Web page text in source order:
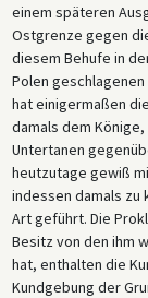
einem späteren
Ostgrenze gegen
diesem Behufe in
Polen
hat einigermaßen
damals dem
Untertanen
heutzutage gewiß
indessen damals
Art geführt. Die
Besitz von den ihm
hat, enthalten die
Kundgebung der